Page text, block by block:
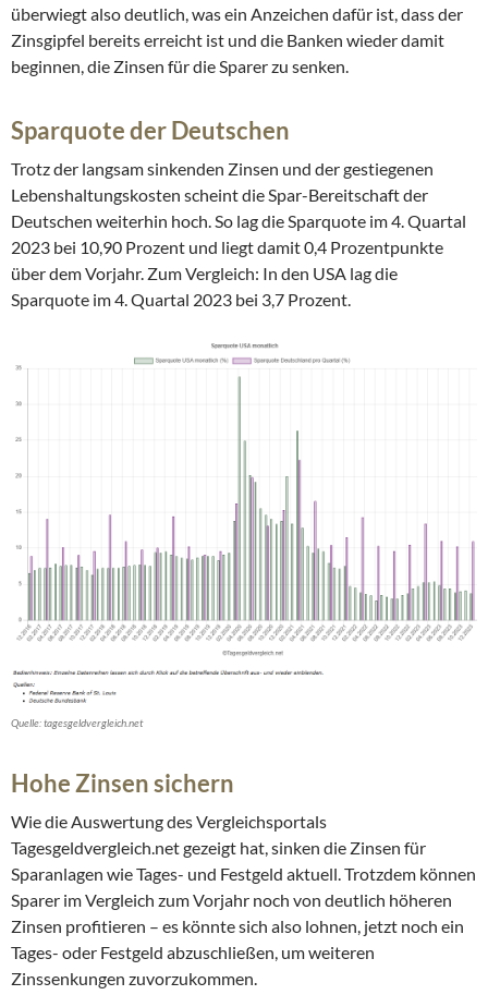
überwiegt also deutlich, was ein Anzeichen dafür ist, dass der
Zinsgipfel bereits erreicht ist und die Banken wieder damit
beginnen, die Zinsen für die Sparer zu senken.
Sparquote der Deutschen
Trotz der langsam sinkenden Zinsen und der gestiegenen
Lebenshaltungskosten scheint die Spar-Bereitschaft der
Deutschen weiterhin hoch. So lag die Sparquote im 4. Quartal
2023 bei 10,90 Prozent und liegt damit 0,4 Prozentpunkte
über dem Vorjahr. Zum Vergleich: In den USA lag die
Sparquote im 4. Quartal 2023 bei 3,7 Prozent.
Quelle: tagesgeldvergleich.net
Hohe Zinsen sichern
Wie die Auswertung des Vergleichsportals
Tagesgeldvergleich.net gezeigt hat, sinken die Zinsen für
Sparanlagen wie Tages- und Festgeld aktuell. Trotzdem können
Sparer im Vergleich zum Vorjahr noch von deutlich höheren
Zinsen profitieren – es könnte sich also lohnen, jetzt noch ein
Tages- oder Festgeld abzuschließen, um weiteren
Zinssenkungen zuvorzukommen.